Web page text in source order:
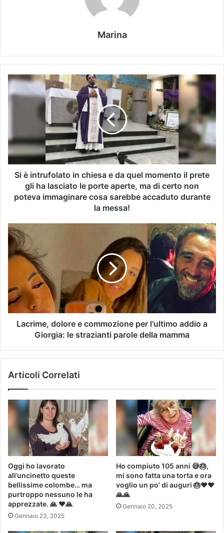
Marina
Si è intrufolato in chiesa e da quel momento il prete
gli ha lasciato le porte aperte, ma di certo non
poteva immaginare cosa sarebbe accaduto durante
la messa!
Lacrime, dolore e commozione per l'ultimo addio a
Giorgia: le strazianti parole della mamma
Articoli Correlati
Oggi ho lavorato
all’uncinetto queste
bellissime colombe… ma
purtroppo nessuno le ha
apprezzate. 🙏 ❤️🙏
Gennaio 23, 2025
Ho compiuto 105 anni 😅🎂,
mi sono fatta una torta e ora
voglio un po’ di auguri 🎂❤️️❤
🙏🙏
Gennaio 20, 2025